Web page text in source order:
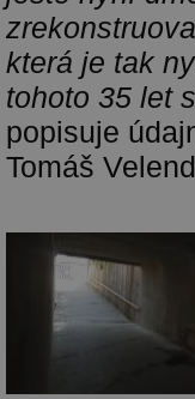
která je tak
tohoto 35 let
popisuje
Tomáš